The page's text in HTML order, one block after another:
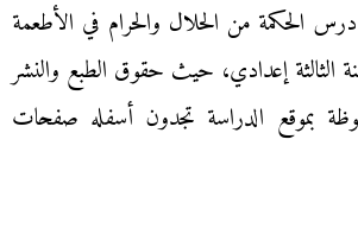
الحكمة من الحلال والحرام في الأطعمة
الثالثة إعدادي، حيث حقوق الطبع والنشر
بموقع الدراسة تجدون أسفله صفحات